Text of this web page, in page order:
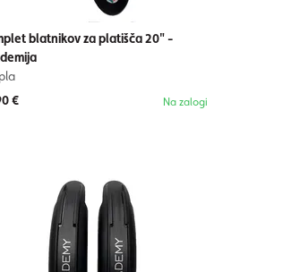
blatnikov za platišča 20" -
€
Na zalogi